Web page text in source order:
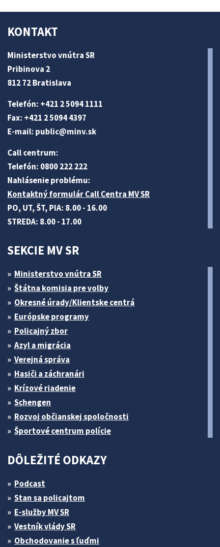
KONTAKT
Ministerstvo vnútra SR
Pribinova 2
812 72 Bratislava
Telefón: +421 2 5094 1111
Fax: +421 2 5094 4397
E-mail: public@minv.sk
Call centrum:
Telefón: 0800 222 222
Nahlásenie problému:
Kontaktný formulár Call Centra MV SR
PO, UT, ŠT, PIA: 8.00 - 16.00
STREDA: 8.00 - 17.00
SEKCIE MV SR
Ministerstvo vnútra SR
Štátna komisia pre volby
Okresné úrady/Klientske centrá
Európske programy
Policajný zbor
Azyl a migrácia
Verejná správa
Hasiči a záchranári
Krízové riadenie
Schengen
Rozvoj občianskej spoločnosti
Športové centrum polície
DÔLEŽITÉ ODKAZY
Podcast
Stan sa policajtom
E-služby MV SR
Vestník vlády SR
Obchodovanie s ľuďmi